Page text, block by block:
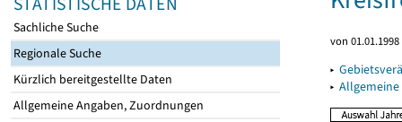
Sachliche Suche
Regionale Suche
Kürzlich bereitgestellte Daten
Allgemeine Angaben, Zuordnungen
von
▸
▸